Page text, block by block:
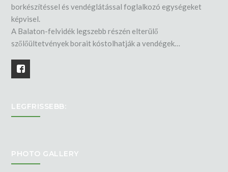
borkészítéssel és vendéglátással foglalkozó egységeket
képvisel.
A Balaton-felvidék legszebb részén elterülő
szőlőültetvények borait kóstolhatják a vendégek…
LEGFRISSEBB:
PHOTO GALLERY